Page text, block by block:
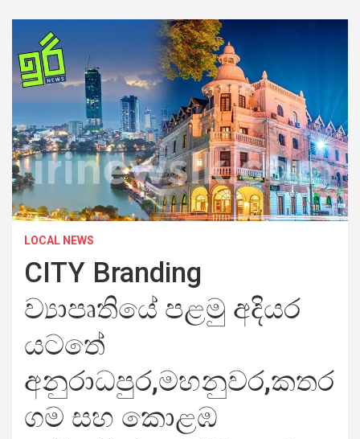
LOCAL NEWS
CITY Branding
ව්‍යාපෘතියේ පළමු අදියර
යටතේ
අනුරාධපුර,මහනුවර,කතර
ගම සහ කොළඹ